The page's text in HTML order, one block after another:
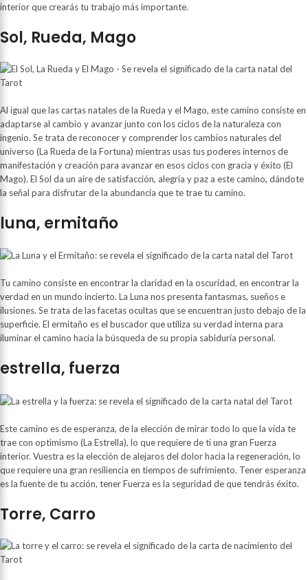
interior que crearás tu trabajo más importante.
Sol, Rueda, Mago
Al igual que las cartas natales de la Rueda y el Mago, este camino consiste en
adaptarse al cambio y avanzar junto con los ciclos de la naturaleza con
ingenio. Se trata de reconocer y comprender los cambios naturales del
universo (La Rueda de la Fortuna) mientras usas tus poderes internos de
manifestación y creación para avanzar en esos ciclos con gracia y éxito (El
Mago). El Sol da un aire de satisfacción, alegría y paz a este camino, dándote
la señal para disfrutar de la abundancia que te trae tu camino.
luna, ermitaño
Tu camino consiste en encontrar la claridad en la oscuridad, en encontrar la
verdad en un mundo incierto. La Luna nos presenta fantasmas, sueños e
ilusiones. Se trata de las facetas ocultas que se encuentran justo debajo de la
superficie. El ermitaño es el buscador que utiliza su verdad interna para
iluminar el camino hacia la búsqueda de su propia sabiduría personal.
estrella, fuerza
Este camino es de esperanza, de la elección de mirar todo lo que la vida te
trae con optimismo (La Estrella), lo que requiere de ti una gran Fuerza
interior. Vuestra es la elección de alejaros del dolor hacia la regeneración, lo
que requiere una gran resiliencia en tiempos de sufrimiento. Tener esperanza
es la fuente de tu acción, tener Fuerza es la seguridad de que tendrás éxito.
Torre, Carro